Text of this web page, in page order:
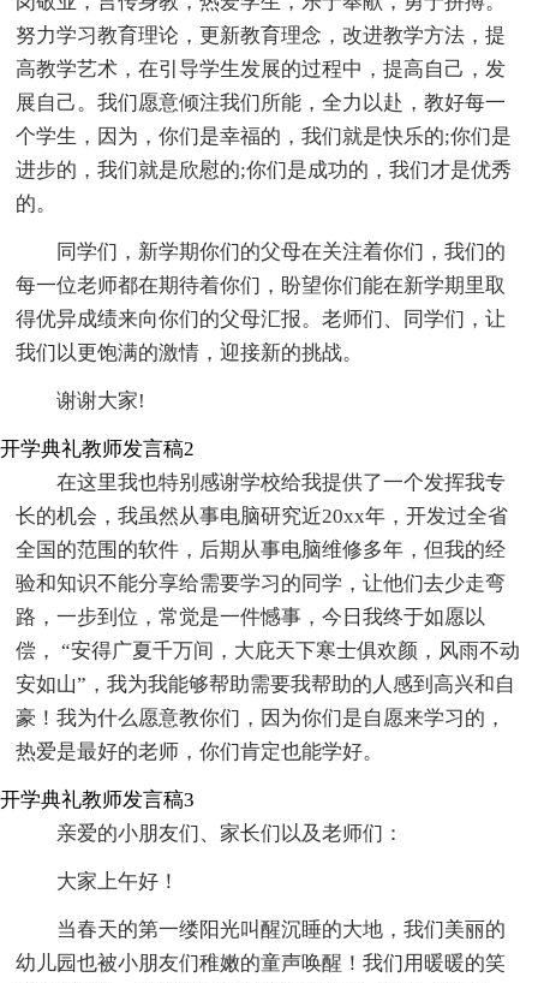
努力学习教育理论，更新教育理念，改进教学方法，提
高教学艺术，在引导学生发展的过程中，提高自己，发
展自己。我们愿意倾注我们所能，全力以赴，教好每一
个学生，因为，你们是幸福的，我们就是快乐的;你们是
进步的，我们就是欣慰的;你们是成功的，我们才是优秀
的。
同学们，新学期你们的父母在关注着你们，我们的
每一位老师都在期待着你们，盼望你们能在新学期里取
得优异成绩来向你们的父母汇报。老师们、同学们，让
我们以更饱满的激情，迎接新的挑战。
谢谢大家!
开学典礼教师发言稿2
在这里我也特别感谢学校给我提供了一个发挥我专
长的机会，我虽然从事电脑研究近20xx年，开发过全省
全国的范围的软件，后期从事电脑维修多年，但我的经
验和知识不能分享给需要学习的同学，让他们去少走弯
路，一步到位，常觉是一件憾事，今日我终于如愿以
偿， “安得广夏千万间，大庇天下寒士俱欢颜，风雨不动
安如山”，我为我能够帮助需要我帮助的人感到高兴和自
豪！我为什么愿意教你们，因为你们是自愿来学习的，
热爱是最好的老师，你们肯定也能学好。
开学典礼教师发言稿3
亲爱的小朋友们、家长们以及老师们：
大家上午好！
当春天的第一缕阳光叫醒沉睡的大地，我们美丽的
幼儿园也被小朋友们稚嫩的童声唤醒！我们用暖暖的笑